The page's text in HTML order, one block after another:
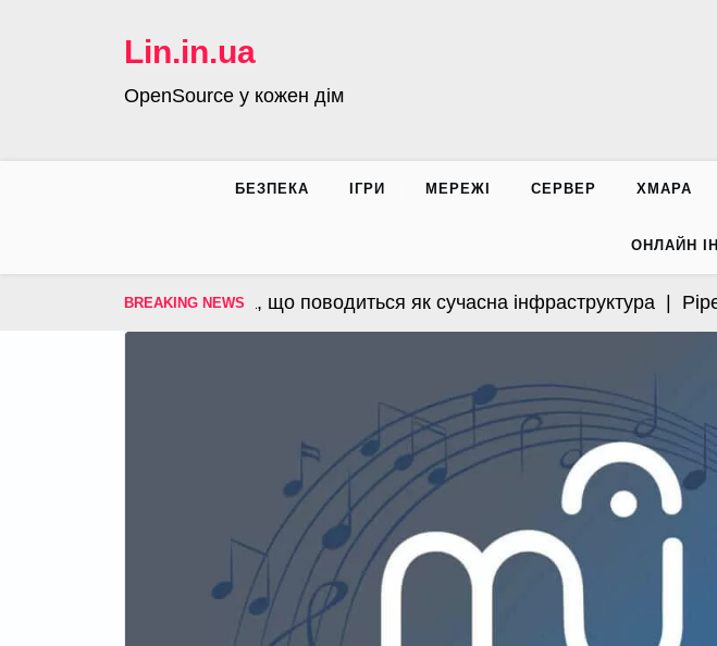
Lin.in.ua
OpenSource у кожен дім
БЕЗПЕКА ІГРИ МЕРЕЖІ СЕРВЕР ХМАРА
ОНЛАЙН
BREAKING NEWS
– операційна система, що поводиться як сучасна інфраструктура |